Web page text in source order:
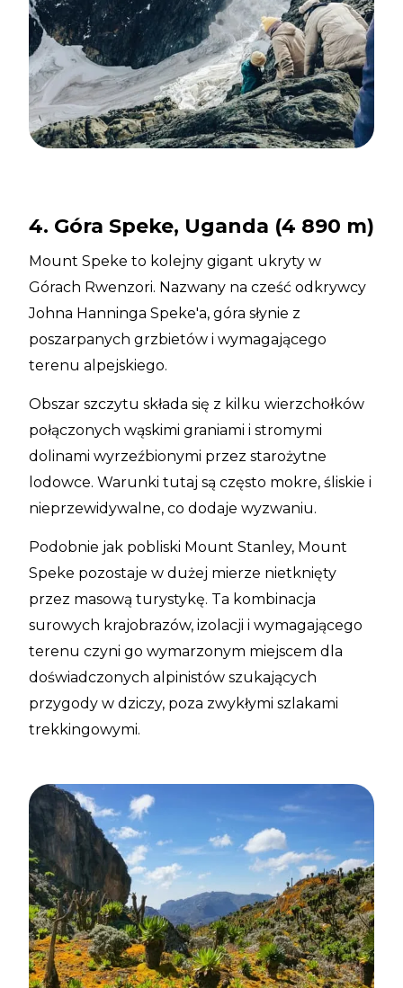
4. Góra Speke, Uganda (4 890 m)
Mount Speke to kolejny gigant ukryty w
Górach Rwenzori. Nazwany na cześć odkrywcy
Johna Hanninga Speke'a, góra słynie z
poszarpanych grzbietów i wymagającego
terenu alpejskiego.
Obszar szczytu składa się z kilku wierzchołków
połączonych wąskimi graniami i stromymi
dolinami wyrzeźbionymi przez starożytne
lodowce. Warunki tutaj są często mokre, śliskie i
nieprzewidywalne, co dodaje wyzwaniu.
Podobnie jak pobliski Mount Stanley, Mount
Speke pozostaje w dużej mierze nietknięty
przez masową turystykę. Ta kombinacja
surowych krajobrazów, izolacji i wymagającego
terenu czyni go wymarzonym miejscem dla
doświadczonych alpinistów szukających
przygody w dziczy, poza zwykłymi szlakami
trekkingowymi.